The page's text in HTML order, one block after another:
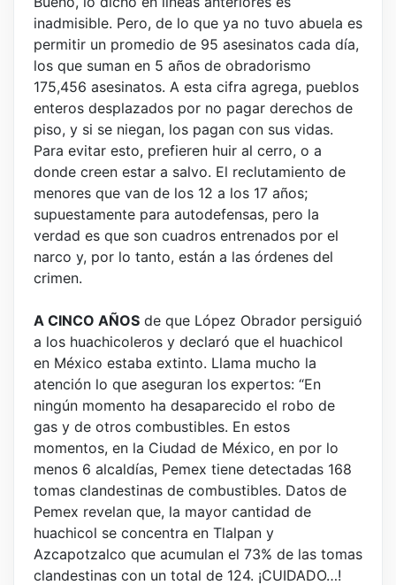
inadmisible. Pero, de lo que ya no tuvo abuela es
permitir un promedio de 95 asesinatos cada día,
los que suman en 5 años de obradorismo
175,456 asesinatos. A esta cifra agrega, pueblos
enteros desplazados por no pagar derechos de
piso, y si se niegan, los pagan con sus vidas.
Para evitar esto, prefieren huir al cerro, o a
donde creen estar a salvo. El reclutamiento de
menores que van de los 12 a los 17 años;
supuestamente para autodefensas, pero la
verdad es que son cuadros entrenados por el
narco y, por lo tanto, están a las órdenes del
crimen.
A CINCO AÑOS de que López Obrador persiguió
a los huachicoleros y declaró que el huachicol
en México estaba extinto. Llama mucho la
atención lo que aseguran los expertos: “En
ningún momento ha desaparecido el robo de
gas y de otros combustibles. En estos
momentos, en la Ciudad de México, en por lo
menos 6 alcaldías, Pemex tiene detectadas 168
tomas clandestinas de combustibles. Datos de
Pemex revelan que, la mayor cantidad de
huachicol se concentra en Tlalpan y
Azcapotzalco que acumulan el 73% de las tomas
clandestinas con un total de 124. ¡CUIDADO…!